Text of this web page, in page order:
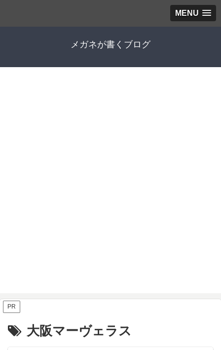
MENU
メガネが書くブログ
PR
大阪マーヴェラス